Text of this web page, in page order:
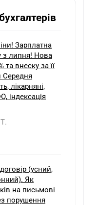
Зарплатна
з липня! Нова
та внеску за її
Середня
лікарняні,
індексація
(усний,
Як
на письмові
порушення